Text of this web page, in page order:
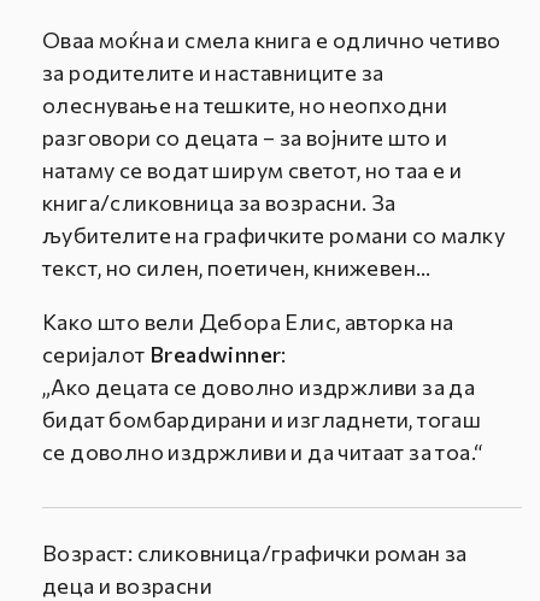
Оваа моќна и смела книга е одлично четиво
за родителите и наставниците за
олеснување на тешките, но неопходни
разговори со децата – за војните што и
натаму се водат ширум светот, но таа е и
книга/сликовница за возрасни. За
љубителите на графичките романи со малку
текст, но силен, поетичен, книжевен…
Како што вели Дебора Елис, авторка на
серијалот Breadwinner:
„Ако децата се доволно издржливи за да
бидат бомбардирани и изгладнети, тогаш
се доволно издржливи и да читаат за тоа.“
Возраст: сликовница/графички роман за
деца и возрасни